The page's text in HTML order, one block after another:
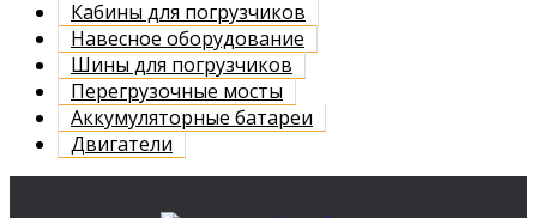
Кабины для погрузчиков
Навесное оборудование
Шины для погрузчиков
Перегрузочные мосты
Аккумуляторные батареи
Двигатели